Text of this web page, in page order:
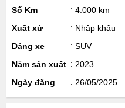
Số Km
4.000 km
Xuất xứ
Nhập khẩu
Dáng xe
SUV
Năm sản xuất
2023
Ngày đăng
26/05/2025